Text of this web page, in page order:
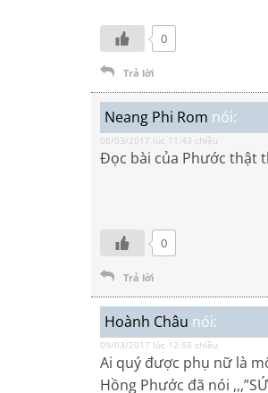
0
Trả lời
Neang Phi Rom nói:
08/03/2017 lúc 11:43 chiều
Đọc bài của Phước thật
0
Trả lời
Hoành Châu nói:
09/03/2017 lúc 12:58 chiều
Ai quý được phụ nữ là
Hồng Phước đã nói